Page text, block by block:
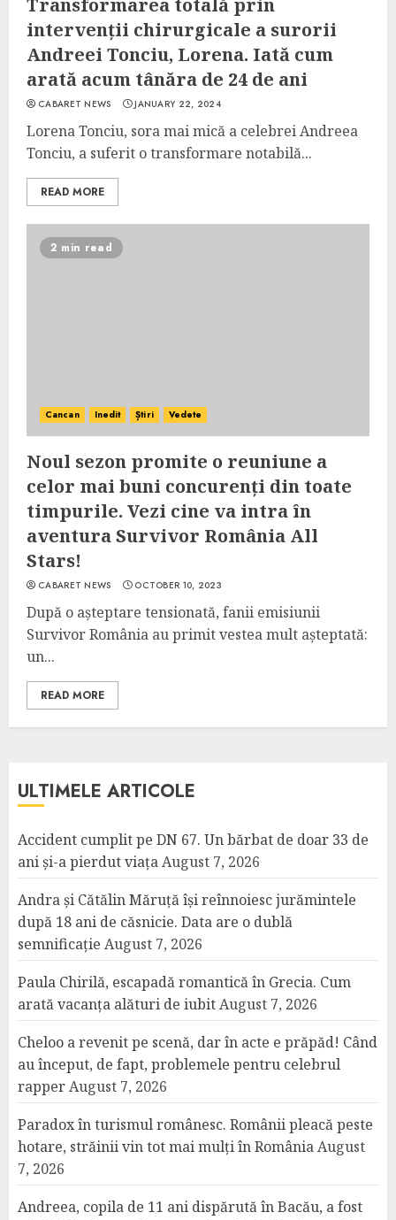
Transformarea totală prin
intervenții chirurgicale a surorii
Andreei Tonciu, Lorena. Iată cum
arată acum tânăra de 24 de ani
CABARET NEWS JANUARY 22, 2024
Lorena Tonciu, sora mai mică a celebrei Andreea
Tonciu, a suferit o transformare notabilă...
READ MORE
2 min read
Cancan Inedit Știri Vedete
Noul sezon promite o reuniune a
celor mai buni concurenți din toate
timpurile. Vezi cine va intra în
aventura Survivor România All
Stars!
CABARET NEWS OCTOBER 10, 2023
După o așteptare tensionată, fanii emisiunii
Survivor România au primit vestea mult așteptată:
un...
READ MORE
ULTIMELE ARTICOLE
Accident cumplit pe DN 67. Un bărbat de doar 33 de
ani și-a pierdut viațaAugust 7, 2026
Andra și Cătălin Măruță își reînnoiesc jurămintele
după 18 ani de căsnicie. Data are o dublă
semnificație August 7, 2026
Paula Chirilă, escapadă romantică în Grecia. Cum
arată vacanța alături de iubitAugust 7, 2026
Cheloo a revenit pe scenă, dar în acte e prăpăd! Când
au început, de fapt, problemele pentru celebrul
rapperAugust 7, 2026
Paradox în turismul românesc. Românii pleacă peste
hotare, străinii vin tot mai mulți în RomâniaAugust
7, 2026
Andreea, copila de 11 ani dispărută în Bacău, a fost